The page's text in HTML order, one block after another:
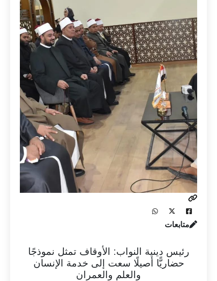
متابعات
رئيس دينية النواب: الأوقاف تمثل نموذجًا
حضاريًّا أصيلًا سعت إلى خدمة الإنسان
والعلم والعمران